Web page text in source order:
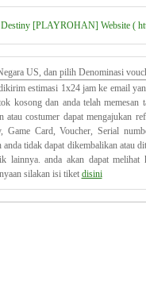
[PLAYROHAN] Website (
US, dan pilih Denominasi
estimasi 1x24 jam ke email
kosong dan anda telah
atau costumer dapat mengajukan
Game Card, Voucher, Serial
tidak dapat dikembalikan atau
lainnya. anda akan dapat
silakan isi tiket disini